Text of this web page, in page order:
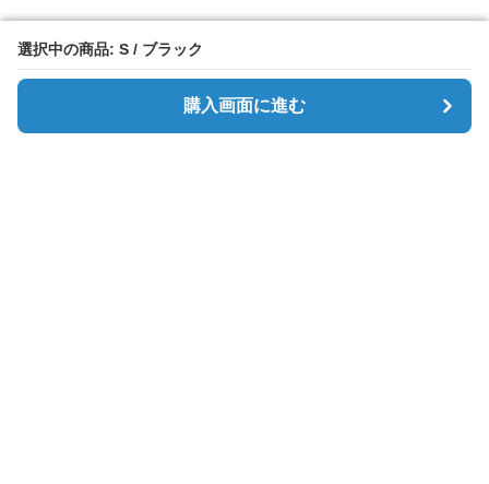
選択中の商品: S / ブラック
購入画面に進む
選択中の商品: S / ブラック
購入画面に進む